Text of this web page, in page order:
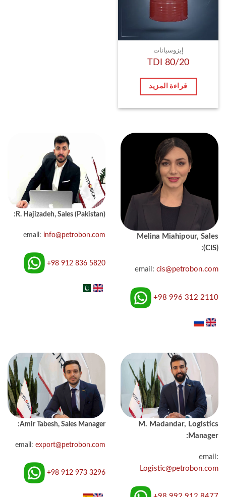
إيزوسيانات
TDI 80/20
قراءة المزيد
Melina Miahipour, Sales
(CIS):
email: cis@petrobon.com
+98 996 312 2110
R. Hajizadeh, Sales (Pakistan):
email: info@petrobon.com
+98 912 836 5820
M. Madandar, Logistics
Manager:
email:
Logistic@petrobon.com
Amir Tabesh, Sales Manager:
email: export@petrobon.com
+98 912 973 3296